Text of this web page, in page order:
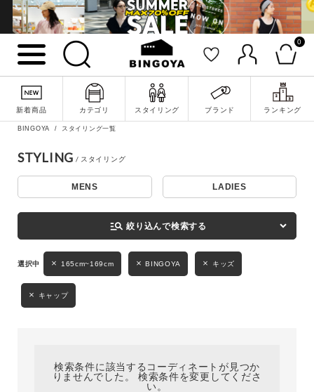
0
新着商品 カテゴリ スタイリング ブランド ランキング
詳細検索
キーワード
性別
MENS LADIES KIDS
BINGOYA スタイリング一覧
STYLING
MENS LADIES
manage_search 絞り込んで検索する
165cm~169cm BINGOYA キッズ
キャップ
検索条件に該当するコーディネートが見つか
りませんでした。 検索条件を変更してくださ
い。